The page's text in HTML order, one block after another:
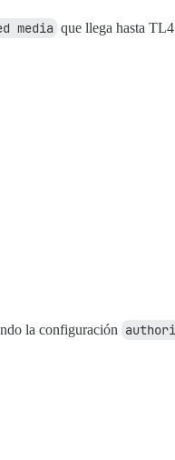
media que llega hasta
la configuración